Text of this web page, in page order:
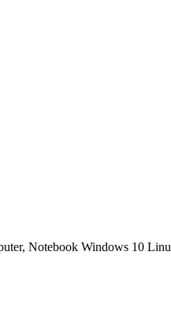
Notebook Windows 10